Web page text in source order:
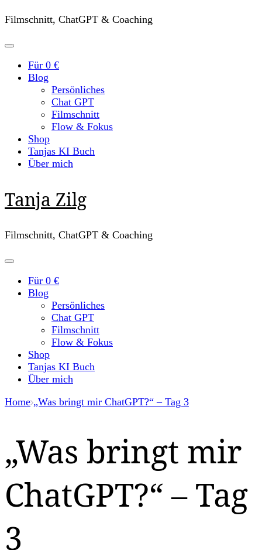
Filmschnitt, ChatGPT & Coaching
Für 0 €
Blog
Persönliches
Chat GPT
Filmschnitt
Flow & Fokus
Shop
Tanjas KI Buch
Über mich
Tanja Zilg
Filmschnitt, ChatGPT & Coaching
Für 0 €
Blog
Persönliches
Chat GPT
Filmschnitt
Flow & Fokus
Shop
Tanjas KI Buch
Über mich
Home „Was bringt mir ChatGPT?“ – Tag 3
„Was bringt mir
ChatGPT?“ – Tag
3